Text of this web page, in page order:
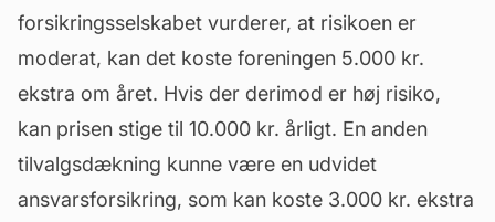
forsikringsselskabet vurderer, at risikoen er
moderat, kan det koste foreningen 5.000 kr.
ekstra om året. Hvis der derimod er høj risiko,
kan prisen stige til 10.000 kr. årligt. En anden
tilvalgsdækning kunne være en udvidet
ansvarsforsikring, som kan koste 3.000 kr. ekstra